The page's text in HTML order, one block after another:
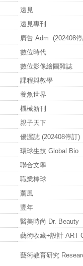
遠見
遠見專刊
廣告 Adm (202408
數位時代
數位影像繪圖雜誌
課程與教學
養魚世界
機械新刊
親子天下
優渥誌 (202408停訂)
環球生技 Global Bio
聯合文學
職業棒球
薰風
豐年
醫美時尚 Dr. Beauty
藝術收藏+設計 ART
藝術教育研究